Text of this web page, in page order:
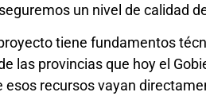
un nivel de calidad
tiene fundamentos
las provincias que hoy el
esos recursos vayan